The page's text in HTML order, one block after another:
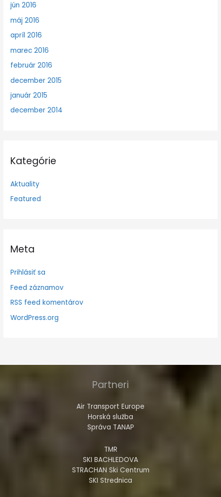
jún 2016
máj 2016
apríl 2016
marec 2016
február 2016
december 2015
január 2015
december 2014
Kategórie
Aktuality
Featured
Meta
Prihlásiť sa
Feed záznamov
RSS feed komentárov
WordPress.org
Partneri
Air Transport Europe
Horská služba
Správa TANAP
TMR
SKI BACHLEDOVA
STRACHAN Ski Centrum
SKI Strednica